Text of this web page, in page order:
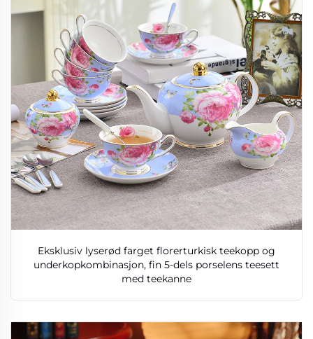
Eksklusiv lyserød farget florerturkisk teekopp og
underkopkombinasjon, fin 5-dels porselens teesett
med teekanne